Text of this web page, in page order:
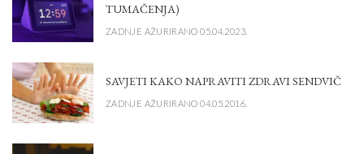
TUMAČENJA)
ZADNJE AŽURIRANO 05.04.2023.
SAVJETI KAKO NAPRAVITI ZDRAVI SENDVIČ
ZADNJE AŽURIRANO 04.05.2016.